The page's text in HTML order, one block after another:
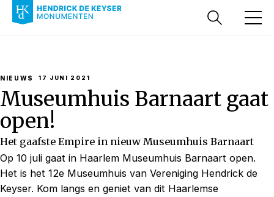
NIEUWS 17 JUNI 2021
Museumhuis Barnaart gaat
open!
Het gaafste Empire in nieuw Museumhuis Barnaart
Op 10 juli gaat in Haarlem Museumhuis Barnaart open.
Het is het 12e Museumhuis van Vereniging Hendrick de
Keyser. Kom langs en geniet van dit Haarlemse